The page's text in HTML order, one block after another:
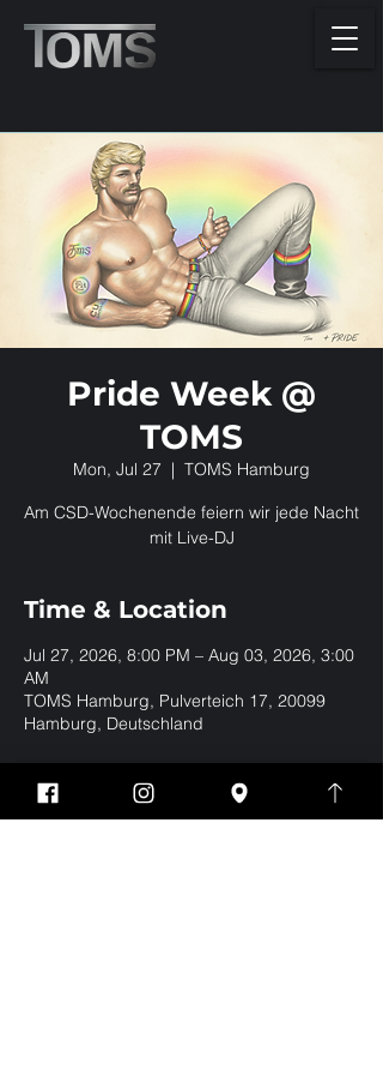
Pride Week @
TOMS
Mon, Jul 27
  |
TOMS Hamburg
Am CSD-Wochenende feiern wir jede Nacht
mit Live-DJ
Time & Location
Jul 27, 2026, 8:00 PM – Aug 03, 2026, 3:00
AM
TOMS Hamburg, Pulverteich 17, 20099
Hamburg, Deutschland
Share this event